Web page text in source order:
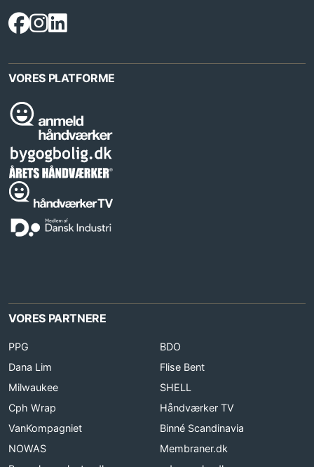
VORES PLATFORME
VORES PARTNERE
PPG
BDO
Dana Lim
Flise Bent
Milwaukee
SHELL
Cph Wrap
Håndværker TV
VanKompagniet
Binné Scandinavia
NOWAS
Membraner.dk